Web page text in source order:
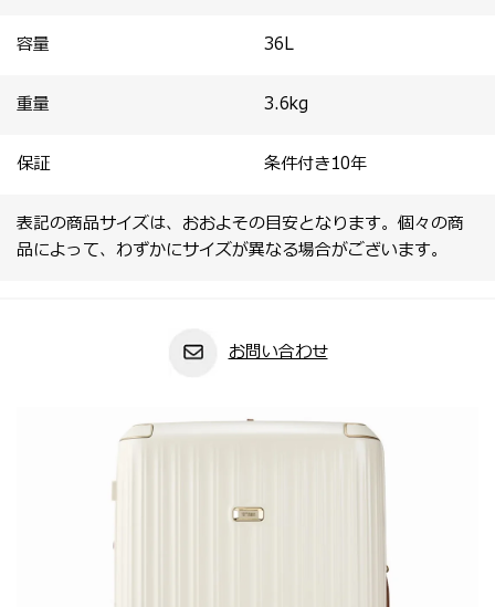
容量 36L
重量 3.6kg
保証 条件付き10年
表記の商品サイズは、おおよその目安となります。個々の商
品によって、わずかにサイズが異なる場合がございます。
お問い合わせ